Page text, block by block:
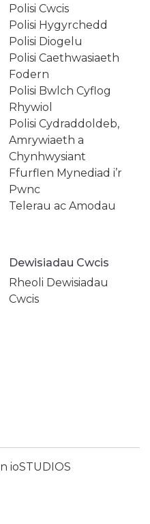
Polisi Cwcis
Polisi Hygyrchedd
Polisi Diogelu
Polisi Caethwasiaeth
Fodern
Polisi Bwlch Cyflog
Rhywiol
Polisi Cydraddoldeb,
Amrywiaeth a
Chynhwysiant
Ffurflen Mynediad i’r
Pwnc
Telerau ac Amodau
Dewisiadau Cwcis
Rheoli Dewisiadau
Cwcis
ioSTUDIOS